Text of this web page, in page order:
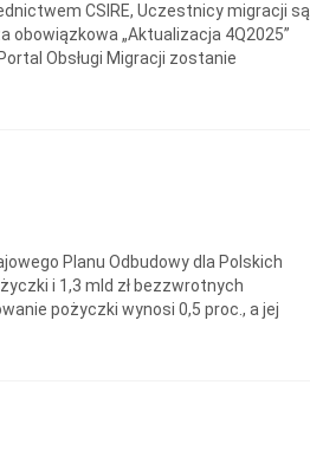
CSIRE, Uczestnicy migracji są
obowiązkowa „Aktualizacja 4Q2025”
Obsługi Migracji zostanie
Planu Odbudowy dla Polskich
i 1,3 mld zł bezzwrotnych
pożyczki wynosi 0,5 proc., a jej